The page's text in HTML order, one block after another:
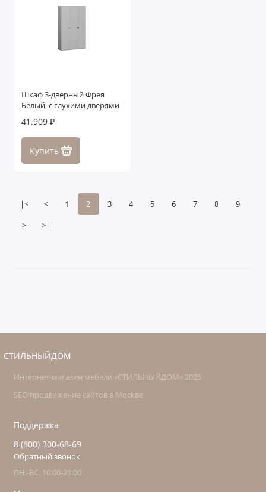
Шкаф 3-дверный Фрея
Белый, с глухими дверями
41.909 ₽
Купить
|< < 1 2 3 4 5 6 7 8 9
> >|
СТИЛЬНЫЙДОМ
Интернет-магазин мебели «СТИЛЬНЫЙДОМ» 2025
SEO продвижение сайтов в Москве
Поддержка
8 (800) 300-68-69
Обратный звонок
ПН.-ВС. 10:00-21:00